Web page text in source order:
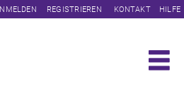
Navigation
überspringen
REGISTRIEREN KONTAKT HILFE